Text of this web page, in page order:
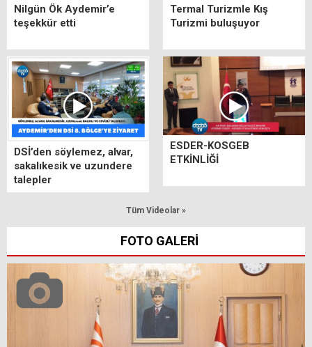
Nilgün Ök Aydemir’e
teşekkür etti
Termal Turizmle Kış
Turizmi buluşuyor
DSİ’den söylemez, alvar,
sakalıkesik ve uzundere
talepler
ESDER-KOSGEB
ETKİNLİĞİ
Tüm Videolar »
FOTO GALERİ